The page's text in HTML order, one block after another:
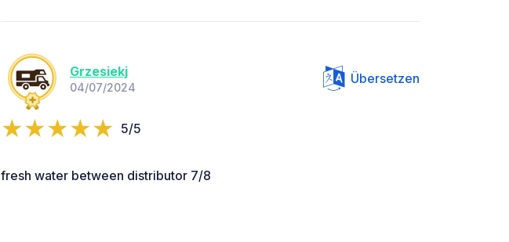
Grzesiekj
04/07/2024
Übersetzen
5/5
fresh water between distributor 7/8